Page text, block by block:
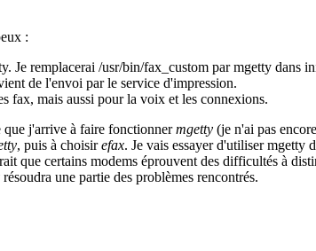
:
Je remplacerai /usr/bin/fax_custom par mgetty
de l'envoi par le service d'impression.
fax, mais aussi pour la voix et les connexions.
que j'arrive à faire fonctionnermgetty (je n'ai pas
, puis à choisirefax. Je vais essayer d'utiliser mgetty
que certains modems éprouvent des difficultés à
résoudra une partie des problèmes rencontrés.